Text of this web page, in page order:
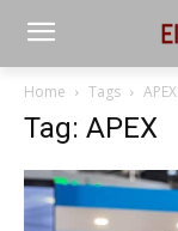
Home Tags APEX
Tag: APEX